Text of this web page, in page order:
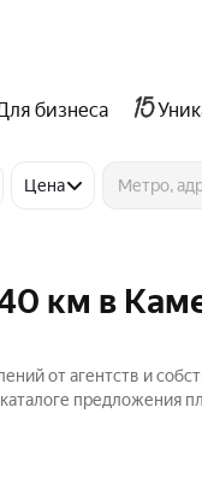
бизнеса
Цена
км в
от агентств и
предложения